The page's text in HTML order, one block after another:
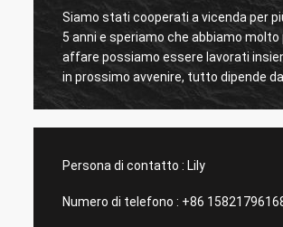
Siamo stati cooperati a vicenda per
5 anni e speriamo che abbiamo molto
affare possiamo essere lavorati
in prossimo avvenire, tutto dipende
grande e servizio efficiente di Kama e
Persona di contatto : Lily
Numero di telefono : +86